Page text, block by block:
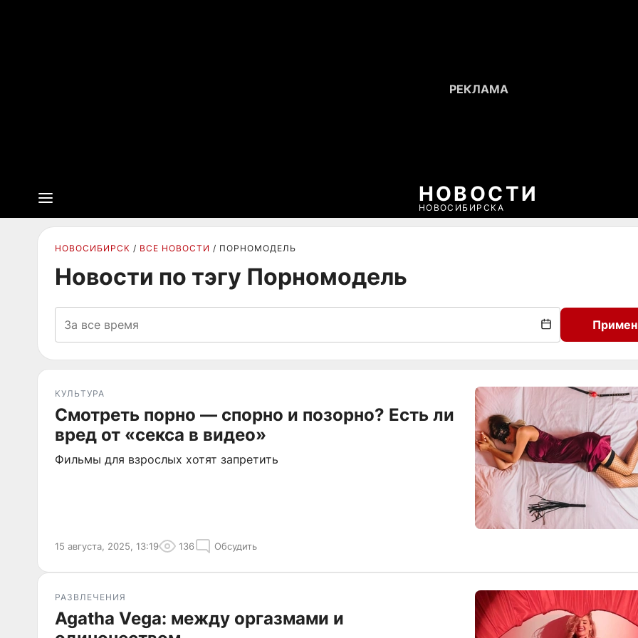
НОВОСТИ
НОВОСИБИРСКА
НОВОСИБИРСК ВСЕ НОВОСТИ ПОРНОМОДЕЛЬ
Новости по тэгу Порномодель
КУЛЬТУРА
Смотреть порно — спорно и позорно? Есть ли
вред от «секса в видео»
Фильмы для взрослых хотят запретить
15 августа, 2025, 13:19 136 Обсудить
РАЗВЛЕЧЕНИЯ
Agatha Vega: между оргазмами и